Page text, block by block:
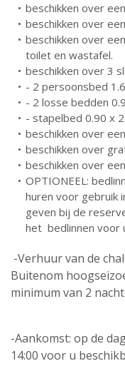
beschikken over
beschikken over
beschikken over
toilet en wastafel.
beschikken over 3
- 2 persoonsbed
- 2 losse bedden
- stapelbed 0.90 x
beschikken over
beschikken over
beschikken over
OPTIONEEL:
huren voor gebruik
geven bij de
het bedlinnen voor
-Verhuur van de
Buitenom
minimum van 2
-Aankomst: op de
14:00 voor u